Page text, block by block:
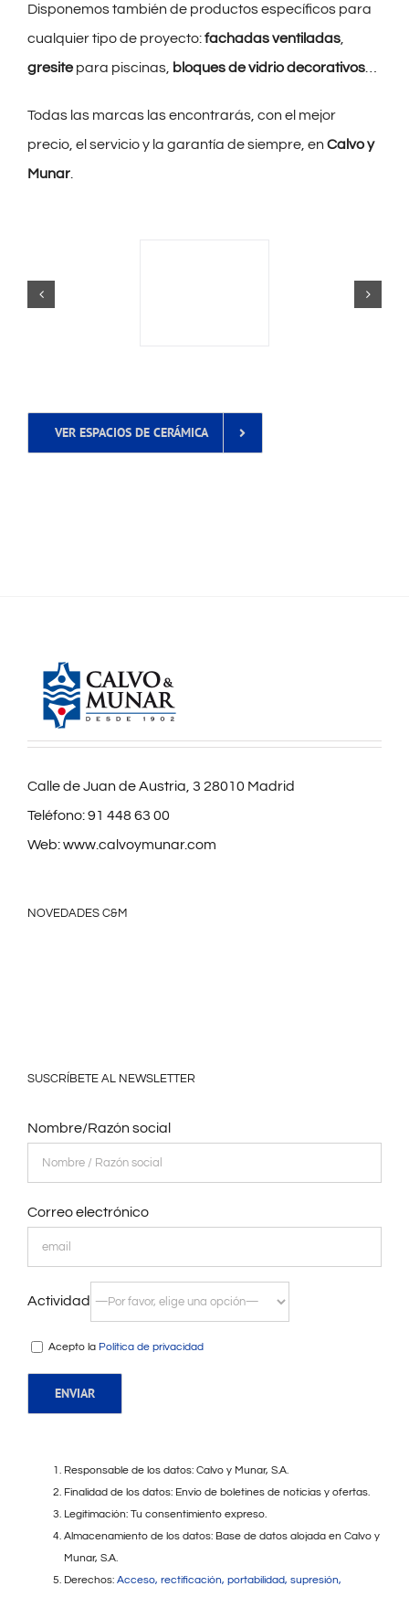
Disponemos también de productos específicos para
cualquier tipo de proyecto:fachadas ventiladas,
gresitepara piscinas, bloques de vidrio decorativos…
Todas las marcas las encontrarás, con el mejor
precio, el servicio y la garantía de siempre, en Calvo y
Munar.
VER ESPACIOS DE CERÁMICA
Calle de Juan de Austria, 3 28010 Madrid
Teléfono:91 448 63 00
Web:www.calvoymunar.com
NOVEDADES C&M
SUSCRÍBETE AL NEWSLETTER
Nombre/Razón social
Correo electrónico
Actividad
Acepto la Política de privacidad
Responsable de los datos: Calvo y Munar, S.A.
Finalidad de los datos: Envío de boletines de noticias y ofertas.
Legitimación: Tu consentimiento expreso.
Almacenamiento de los datos: Base de datos alojada en Calvo y
Munar, S.A.
Derechos: Acceso, rectificación, portabilidad, supresión,